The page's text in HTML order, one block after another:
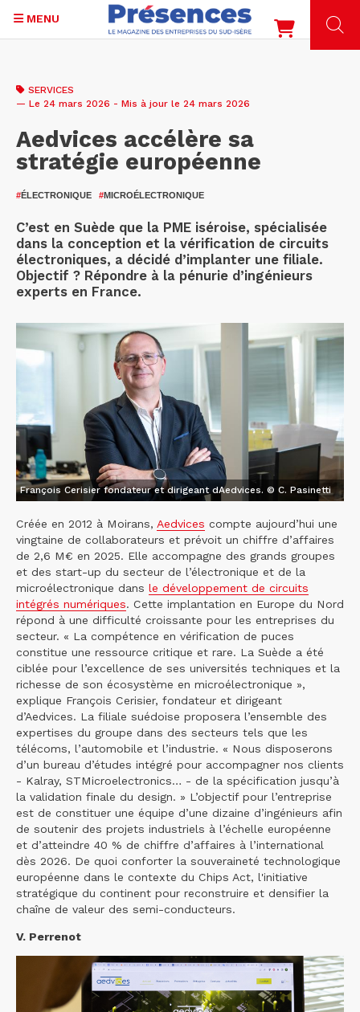
contenu
MENU
SERVICES
— Le 24 mars 2026 - Mis à jour le 24 mars 2026
Aedvices accélère sa
stratégie européenne
#ÉLECTRONIQUE #MICROÉLECTRONIQUE
C’est en Suède que la PME iséroise, spécialisée
dans la conception et la vérification de circuits
électroniques, a décidé d’implanter une filiale.
Objectif ? Répondre à la pénurie d’ingénieurs
experts en France.
François Cerisier fondateur et dirigeant dAedvices. © C. Pasinetti
Créée en 2012 à Moirans, Aedvices compte aujourd’hui une
vingtaine de collaborateurs et prévoit un chiffre d’affaires
de 2,6 M€ en 2025. Elle accompagne des grands groupes
et des start-up du secteur de l’électronique et de la
microélectronique dans le développement de circuits
intégrés numériques. Cette implantation en Europe du Nord
répond à une difficulté croissante pour les entreprises du
secteur. « La compétence en vérification de puces
constitue une ressource critique et rare. La Suède a été
ciblée pour l’excellence de ses universités techniques et la
richesse de son écosystème en microélectronique »,
explique François Cerisier, fondateur et dirigeant
d’Aedvices. La filiale suédoise proposera l’ensemble des
expertises du groupe dans des secteurs tels que les
télécoms, l’automobile et l’industrie. « Nous disposerons
d’un bureau d’études intégré pour accompagner nos clients
- Kalray, STMicroelectronics… - de la spécification jusqu’à
la validation finale du design. » L’objectif pour l’entreprise
est de constituer une équipe d’une dizaine d’ingénieurs afin
de soutenir des projets industriels à l’échelle européenne
et d’atteindre 40 % de chiffre d’affaires à l’international
dès 2026. De quoi conforter la souveraineté technologique
européenne dans le contexte du Chips Act, l'initiative
stratégique du continent pour reconstruire et densifier la
chaîne de valeur des semi-conducteurs.
V. Perrenot